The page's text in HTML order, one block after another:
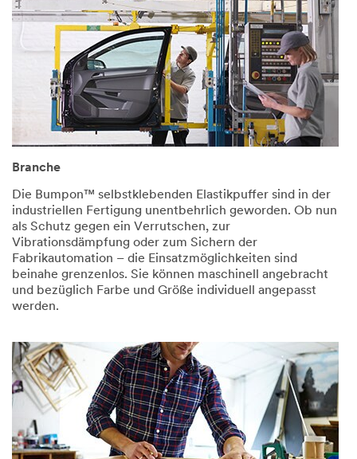
Branche
Die Bumpon™ selbstklebenden Elastikpuffer sind in der
industriellen Fertigung unentbehrlich geworden. Ob nun
als Schutz gegen ein Verrutschen, zur
Vibrationsdämpfung oder zum Sichern der
Fabrikautomation – die Einsatzmöglichkeiten sind
beinahe grenzenlos. Sie können maschinell angebracht
und bezüglich Farbe und Größe individuell angepasst
werden.